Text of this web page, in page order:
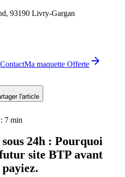
93190 Livry-Gargan
ContactMa maquette Offerte
l'article
7 min
24h : Pourquoi
site BTP avant
payiez.